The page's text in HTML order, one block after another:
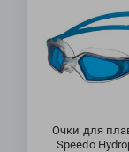
Очки для
Speedo